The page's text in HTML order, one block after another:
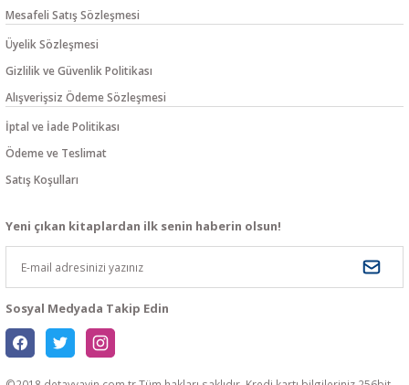
Mesafeli Satış Sözleşmesi
Üyelik Sözleşmesi
Gizlilik ve Güvenlik Politikası
Alışverişsiz Ödeme Sözleşmesi
İptal ve İade Politikası
Ödeme ve Teslimat
Satış Koşulları
Yeni çıkan kitaplardan ilk senin haberin olsun!
Sosyal Medyada Takip Edin